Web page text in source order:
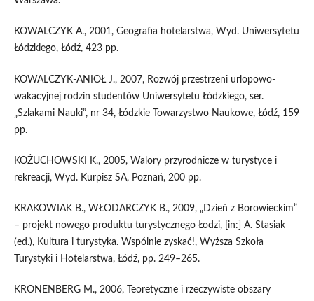
KOWALCZYK A., 2001, Geografia hotelarstwa, Wyd. Uniwersytetu
Łódzkiego, Łódź, 423 pp.
KOWALCZYK-ANIOŁ J., 2007, Rozwój przestrzeni urlopowo-
wakacyjnej rodzin studentów Uniwersytetu Łódzkiego, ser.
„Szlakami Nauki”, nr 34, Łódzkie Towarzystwo Naukowe, Łódź, 159
pp.
KOŻUCHOWSKI K., 2005, Walory przyrodnicze w turystyce i
rekreacji, Wyd. Kurpisz SA, Poznań, 200 pp.
KRAKOWIAK B., WŁODARCZYK B., 2009, „Dzień z Borowieckim”
– projekt nowego produktu turystycznego Łodzi, [in:] A. Stasiak
(ed.), Kultura i turystyka. Wspólnie zyskać!, Wyższa Szkoła
Turystyki i Hotelarstwa, Łódź, pp. 249–265.
KRONENBERG M., 2006, Teoretyczne i rzeczywiste obszary